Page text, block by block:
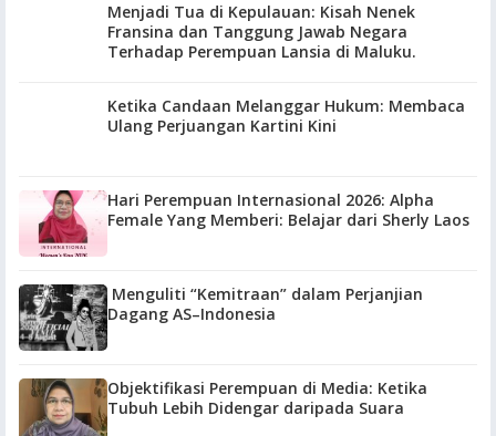
Menjadi Tua di Kepulauan: Kisah Nenek
Fransina dan Tanggung Jawab Negara
Terhadap Perempuan Lansia di Maluku.
Ketika Candaan Melanggar Hukum: Membaca
Ulang Perjuangan Kartini Kini
Hari Perempuan Internasional 2026: Alpha
Female Yang Memberi: Belajar dari Sherly Laos
Menguliti “Kemitraan” dalam Perjanjian
Dagang AS–Indonesia
Objektifikasi Perempuan di Media: Ketika
Tubuh Lebih Didengar daripada Suara